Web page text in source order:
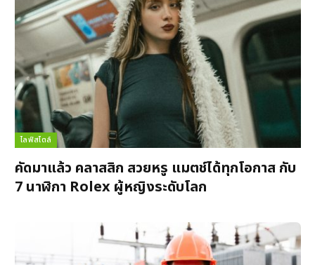
ไลฟ์สไตล์
คัดมาแล้ว คลาสสิก สวยหรู แมตช์ได้ทุกโอกาส กับ
7 นาฬิกา Rolex ผู้หญิงระดับโลก